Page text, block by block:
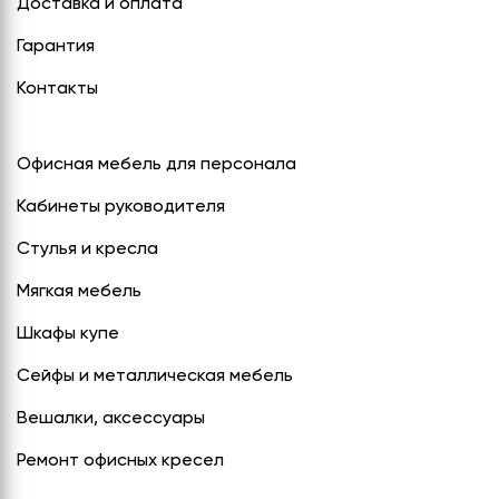
СЕРИЯ "МОБИ"
"КОРТЕЗ"
"TOРР"
"ТОРР ЗЕТ"
ВЗЛОМОСТОЙКИЕ СЕЙФЫ 2
КЛАССА
Доставка и оплата
Гарантия
Контакты
Офисная мебель для персонала
Кабинеты руководителя
Стулья и кресла
Мягкая мебель
Шкафы купе
Сейфы и металлическая мебель
Вешалки, аксессуары
Ремонт офисных кресел